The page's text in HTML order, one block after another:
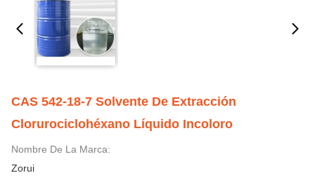
CAS 542-18-7 Solvente De Extracción
Clorurociclohéxano Líquido Incoloro
Nombre De La Marca:
Zorui